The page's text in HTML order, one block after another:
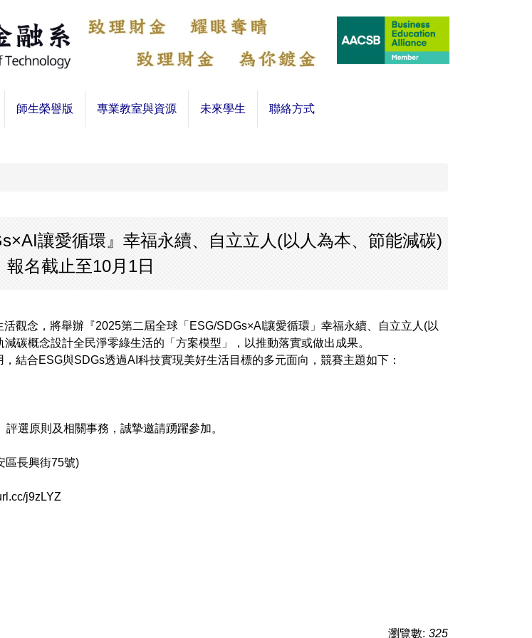
師生榮譽版 專業教室與資源 未來學生 聯絡方式
讓愛循環』幸福永續、自立立人(以人為本、節能減碳)
名截止至10月1日
觀念，將舉辦『2025第二屆全球「ESG/SDGs×AI讓愛循環」幸福永續、自立立人(以
碳概念設計全民淨零綠生活的「方案模型」，以推動落實或做出成果。
結合ESG與SDGs透過AI科技實現美好生活目標的多元面向，競賽主題如下：
選原則及相關事務，誠摯邀請踴躍參加。
區長興街75號)
j9zLYZ
瀏覽數: 325